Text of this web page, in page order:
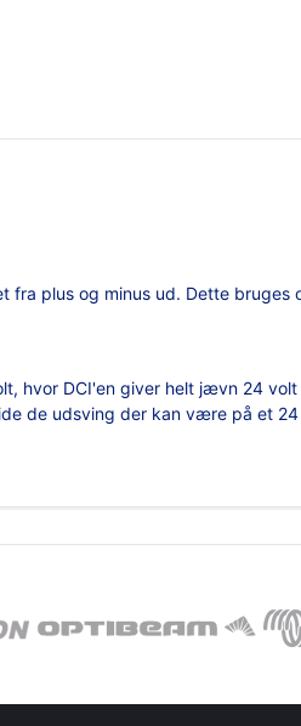
fra plus og minus ud. Dette bruges
hvor DCI'en giver helt jævn 24
de udsving der kan være på et